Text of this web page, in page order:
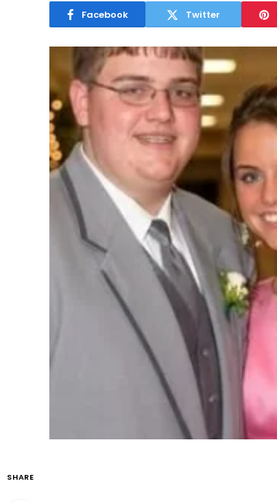
Facebook Twitter
SHARE